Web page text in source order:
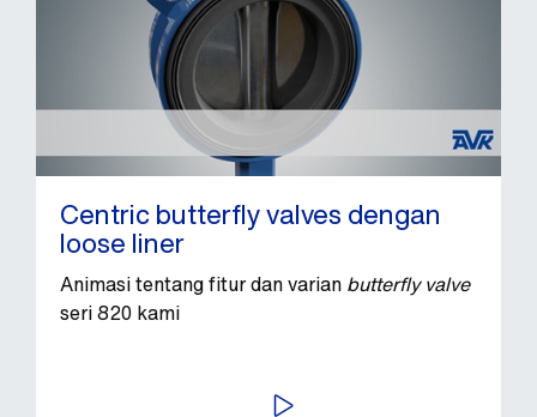
Centric butterfly valves dengan
loose liner
Animasi tentang fitur dan varian butterfly valve
seri 820 kami
PUTAR VIDEO